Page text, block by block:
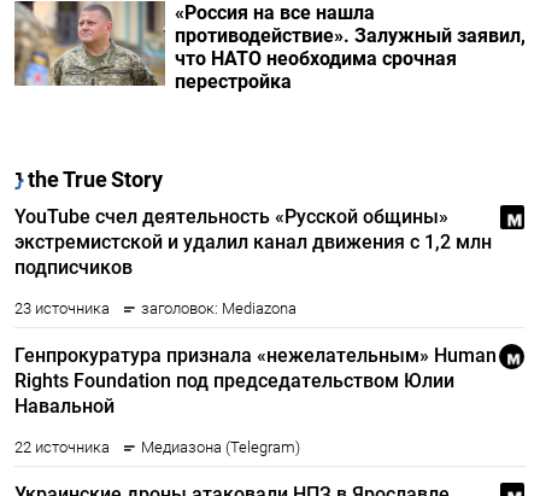
«Россия на все нашла
противодействие». Залужный заявил,
что НАТО необходима срочная
перестройка